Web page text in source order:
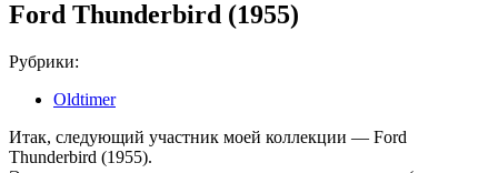
Ford Thunderbird (1955)
Рубрики:
Oldtimer
Итак, следующий участник моей коллекции — Ford
Thunderbird (1955).